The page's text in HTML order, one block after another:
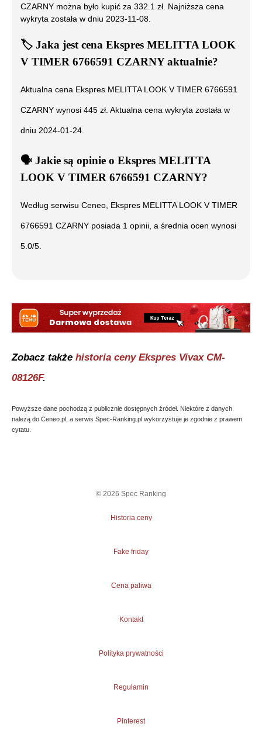
CZARNY można było kupić za 332.1 zł. Najniższa cena
wykryta została w dniu 2023-11-08.
🏷️ Jaka jest cena Ekspres MELITTA LOOK
V TIMER 6766591 CZARNYaktualnie?
Aktualna cena Ekspres MELITTA LOOK V TIMER 6766591
CZARNY wynosi 445 zł. Aktualna cena wykryta została w
dniu 2024-01-24
🗣️ ️ Jakie są opinie o Ekspres MELITTA
LOOK V TIMER 6766591 CZARNY?
Według serwisu Ceneo, Ekspres MELITTA LOOK V TIMER
6766591 CZARNY posiada 1 opinii, a średnia ocen wynosi
5.0/5.
Zobacz także historia ceny Ekspres Vivax CM-
08126F.
Powyższe dane pochodzą z publicznie dostępnych źródeł. Niektóre z danych
należą do Ceneo.pl, a serwis Spec-Ranking.pl wykorzystuje je zgodnie z prawem
cytatu.
© 2026 Spec Ranking
Historia ceny
Fake friday
Cena paliwa
Kontakt
Polityka prywatności
Regulamin
Pinterest